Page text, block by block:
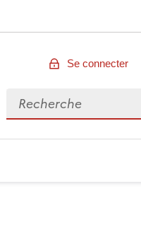
Se connecter
Rechercher des données